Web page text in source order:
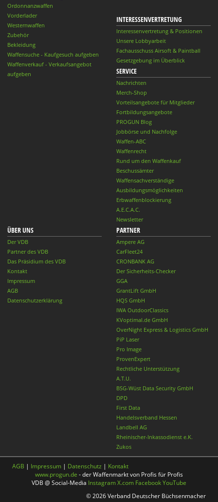
Ordonnanzwaffen
Vorderlader
Westernwaffen
Zubehör
Bekleidung
Waffensuche - Kaufgesuch aufgeben
Waffenverkauf - Verkaufsangebot
aufgeben
INTERESSENVERTRETUNG
Interessenvertretung & Positionen
Unsere Lobbyarbeit
Fachausschuss Airsoft & Paintball
Gesetzgebung im Überblick
SERVICE
Nachrichten
Merch-Shop
Vorteilsangebote für Mitglieder
Fortbildungsangebote
PROGUN Blog
Jobbörse und Nachfolge
Waffen-ABC
Waffenrecht
Rund um den Waffenkauf
Beschussämter
Waffensachverständige
Ausbildungsmöglichkeiten
Erbwaffenblockierung
A.E.C.A.C.
Newsletter
ÜBER UNS
Der VDB
Partner des VDB
Das Präsidium des VDB
Kontakt
Impressum
AGB
Datenschutzerklärung
PARTNER
Ampere AG
CarFleet24
CRONBANK AG
Der Sicherheits-Checker
GGA
GrantLift GmbH
HQS GmbH
IWA OutdoorClassics
KVoptimal.de GmbH
OverNight Express & Logistics GmbH
PiP Laser
Pro Image
ProvenExpert
Rechtliche Unterstützung
A.T.U.
BSG-Wüst Data Security GmbH
DPD
First Data
Handelsverband Hessen
Landbell AG
Rheinischer-Inkassodienst e.K.
Zukos
AGB | Impressum | Datenschutz | Kontakt
www.progun.de - der Waffenmarkt von Profis für Profis
VDB @ Social-Media InstagramX.com FacebookYouTube
© 2026 Verband Deutscher Büchsenmacher